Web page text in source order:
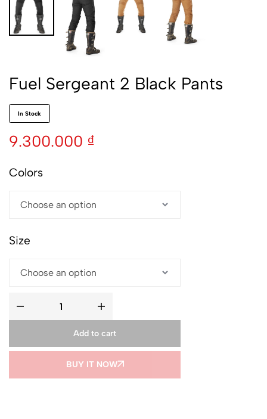
Fuel Sergeant 2 Black Pants
In Stock
9.300.000 ₫
Colors
Size
Add to cart
BUY IT NOW